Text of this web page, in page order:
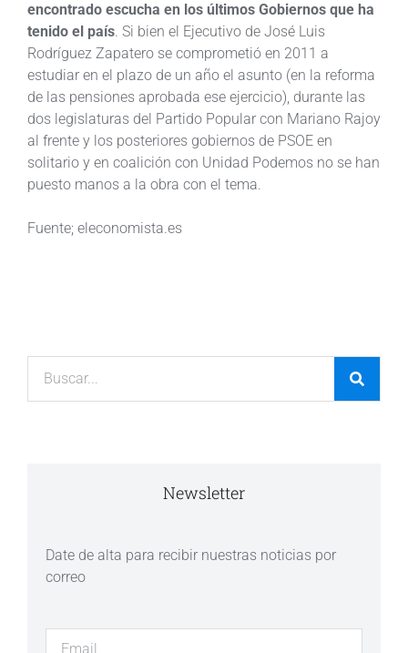
encontrado escucha en los últimos Gobiernos que ha
tenido el país. Si bien el Ejecutivo de José Luis
Rodríguez Zapatero se comprometió en 2011 a
estudiar en el plazo de un año el asunto (en la reforma
de las pensiones aprobada ese ejercicio), durante las
dos legislaturas del Partido Popular con Mariano Rajoy
al frente y los posteriores gobiernos de PSOE en
solitario y en coalición con Unidad Podemos no se han
puesto manos a la obra con el tema.
Fuente; eleconomista.es
Newsletter
Date de alta para recibir nuestras noticias por
correo